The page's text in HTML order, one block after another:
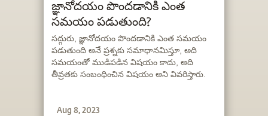
జ్ఞానోదయం పొందడానికి ఎంత
సమయం పడుతుంది?
సద్గురు, జ్ఞానోదయం పొందడానికి ఎంత సమయం
పడుతుంది అనే ప్రశ్నకు సమాధానమిస్తూ, అది
సమయంతో ముడిపడిన విషయం కాదు, అది
తీవ్రతకు సంబంధించిన విషయం అని వివరిస్తారు.
Aug 8, 2023